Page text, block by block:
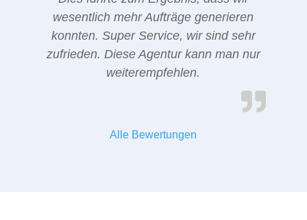
wesentlich mehr Aufträge generieren
konnten. Super Service, wir sind sehr
zufrieden. Diese Agentur kann man nur
weiterempfehlen.
Alle Bewertungen